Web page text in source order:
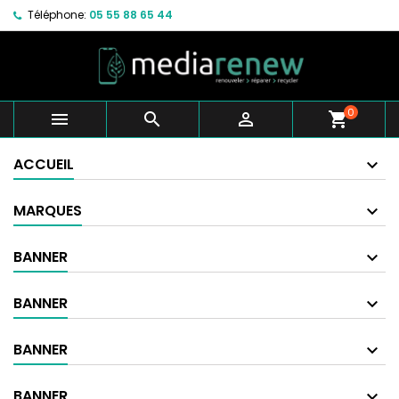
Téléphone: 05 55 88 65 44
   shopping_cart0
ACCUEIL
MARQUES
BANNER
BANNER
BANNER